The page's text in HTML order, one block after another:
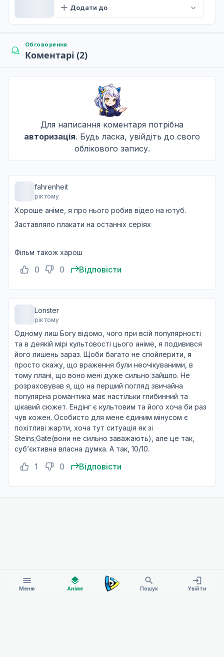
menu
Меню
layers
Аніме
search
Пошук
login
Увійти
Парадокс підліткового віку
15 лист. 2018
Змий усе в буремну ніч
22 лист. 2018
Складні вітання
06 груд. 2018
11
13 груд. 2018
12 Життя — це нескінченна мрія
13
27 груд. 2018
Додати до
Обговорення
Коментарі (2)
Для написання коментаря потрібна
авторизація. Будь ласка, увійдіть до свого
облікового запису.
fahrenheit
рік тому
Хороше аніме, я про нього робив відео на ютуб.
Заставляло плакати на останніх серіях
Фільм також харош
0 0 Відповісти
Lonster
рік тому
Одному лиш Богу відомо, чого при всій популярності
та в деякій мірі культовості цього аніме, я подивився
його лишень зараз. Щоби багато не спойлерити, я
просто скажу, що враження були неочікуваними, в
тому плані, що воно мені дуже сильно зайшло. Не
розраховував я, що на перший погляд звичайна
популярна романтика має настільки глибинний та
цікавий сюжет. Ендінг є культовим та його хоча би раз
чув кожен. Особисто для мене єдиним мінусом є
похітливі жарти, хоча тут ситуація як зі
Steins;Gate(вони не сильно заважають), але це так,
субʼєктивна власна думка. А так, 10/10.
1 0 Відповісти